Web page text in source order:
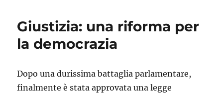
Giustizia: una riforma per
la democrazia
Dopo una durissima battaglia parlamentare,
finalmente è stata approvata una legge